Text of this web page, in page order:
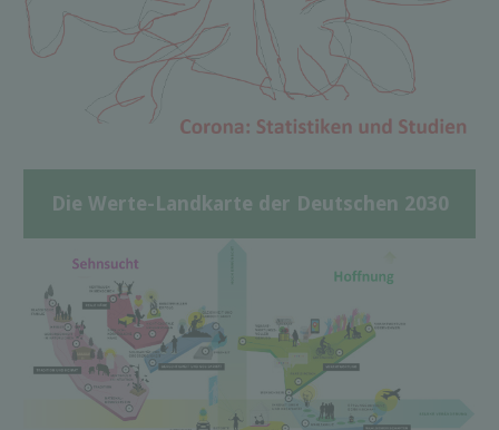
Die Werte-Landkarte der Deutschen 2030